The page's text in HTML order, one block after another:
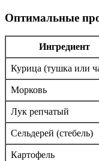
Оптимальные
Ингредиент
Курица (тушка или
Морковь
Лук репчатый
Сельдерей (стебель)
Картофель